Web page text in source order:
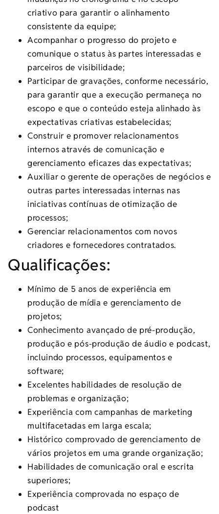
criativo para garantir o alinhamento
consistente da equipe;
Acompanhar o progresso do projeto e
comunique o status às partes interessadas e
parceiros de visibilidade;
Participar de gravações, conforme necessário,
para garantir que a execução permaneça no
escopo e que o conteúdo esteja alinhado às
expectativas criativas estabelecidas;
Construir e promover relacionamentos
internos através de comunicação e
gerenciamento eficazes das expectativas;
Auxiliar o gerente de operações de negócios e
outras partes interessadas internas nas
iniciativas contínuas de otimização de
processos;
Gerenciar relacionamentos com novos
criadores e fornecedores contratados.
Qualificações:
Mínimo de 5 anos de experiência em
produção de mídia e gerenciamento de
projetos;
Conhecimento avançado de pré-produção,
produção e pós-produção de áudio e podcast,
incluindo processos, equipamentos e
software;
Excelentes habilidades de resolução de
problemas e organização;
Experiência com campanhas de marketing
multifacetadas em larga escala;
Histórico comprovado de gerenciamento de
vários projetos em uma grande organização;
Habilidades de comunicação oral e escrita
superiores;
Experiência comprovada no espaço de
podcast